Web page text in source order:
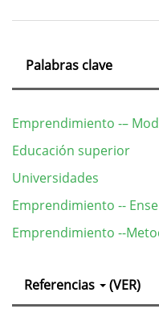
Palabras clave
Emprendimiento -–
Educación superior
Universidades
Emprendimiento --
Emprendimiento --
Detalles
del
Referencias (VER)